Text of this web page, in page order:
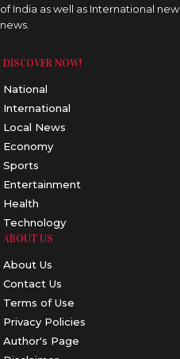
of India as well as International
news.
DISCOVER NOW!
National
International
Local News
Economy
Sports
Entertainment
Health
Technology
ABOUT US
About Us
Contact Us
Terms of Use
Privacy Policies
Author's Page